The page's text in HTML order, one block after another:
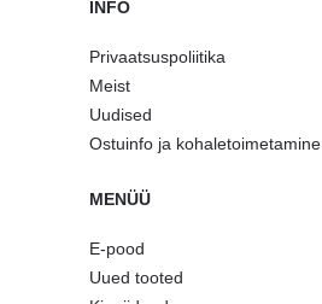
INFO
Privaatsuspoliitika
Meist
Uudised
Ostuinfo ja kohaletoimetamine
MENÜÜ
E-pood
Uued tooted